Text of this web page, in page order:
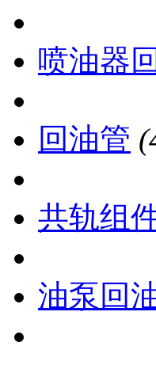
喷油器
回油管
共轨组
油泵回